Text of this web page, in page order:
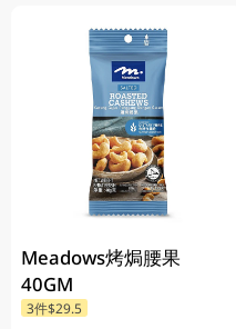
Meadows烤焗腰果
40GM
3件$29.5